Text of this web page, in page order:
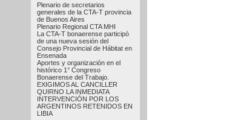
Plenario de secretarios
generales de la CTA-T provincia
de Buenos Aires
Plenario Regional CTA MHI
La CTA-T bonaerense participó
de una nueva sesión del
Consejo Provincial de Hábitat en
Ensenada
Aportes y organización en el
histórico 1° Congreso
Bonaerense del Trabajo.
EXIGIMOS AL CANCILLER
QUIRNO LA INMEDIATA
INTERVENCIÓN POR LOS
ARGENTINOS RETENIDOS EN
LIBIA